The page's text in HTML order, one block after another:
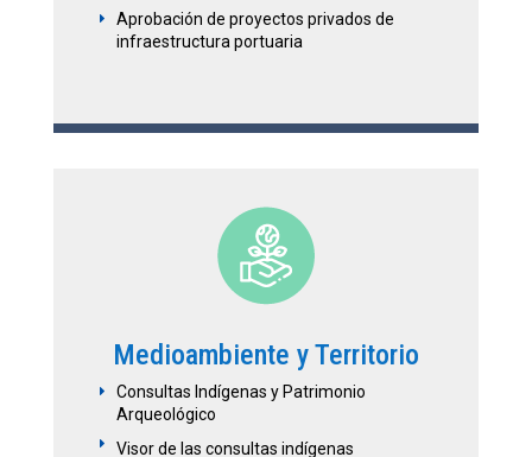
E
Aprobación de proyectos privados de
infraestructura portuaria
Medioambiente y Territorio
E
Consultas Indígenas y Patrimonio
Arqueológico
E Visor de las consultas indígenas